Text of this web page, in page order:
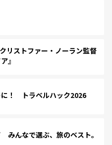
リストファー・ノーラン監督
』
に！ トラベルハック2026
んなで選ぶ、旅のベスト。